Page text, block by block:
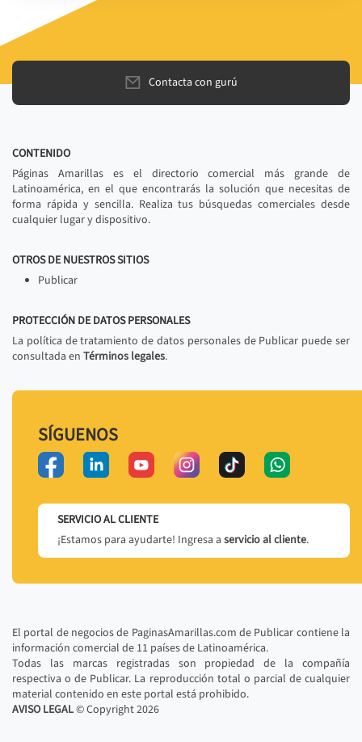
Contacta con gurú
CONTENIDO
Páginas Amarillas es el directorio comercial más grande de
Latinoamérica, en el que encontrarás la solución que necesitas de
forma rápida y sencilla. Realiza tus búsquedas comerciales desde
cualquier lugar y dispositivo.
OTROS DE NUESTROS SITIOS
Publicar
PROTECCIÓN DE DATOS PERSONALES
La política de tratamiento de datos personales de Publicar puede ser
consultada en Términos legales.
SÍGUENOS
SERVICIO AL CLIENTE
¡Estamos para ayudarte! Ingresa a servicio al cliente.
El portal de negocios de PaginasAmarillas.com de Publicar contiene la
información comercial de 11 países de Latinoamérica.
Todas las marcas registradas son propiedad de la compañía
respectiva o de Publicar. La reproducción total o parcial de cualquier
material contenido en este portal está prohibido.
AVISO LEGAL© Copyright2026